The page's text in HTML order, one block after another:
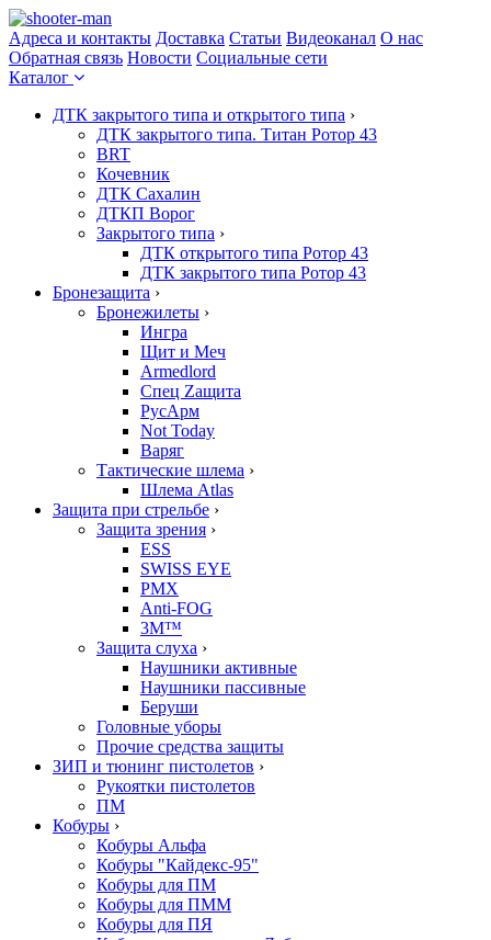
Адреса и контакты Доставка Статьи Видеоканал О нас
Обратная связь Новости Социальные сети
Каталог
ДТК закрытого типа и открытого типа ›
ДТК закрытого типа. Титан Ротор 43
BRT
Кочевник
ДТК Сахалин
ДТКП Ворог
Закрытого типа ›
ДТК открытого типа Ротор 43
ДТК закрытого типа Ротор 43
Бронезащита ›
Бронежилеты ›
Ингра
Щит и Меч
Armedlord
Спец Zащита
РусАрм
Not Today
Варяг
Тактические шлема ›
Шлема Atlas
Защита при стрельбе ›
Защита зрения ›
ESS
SWISS EYE
PMX
Anti-FOG
3M™
Защита слуха ›
Наушники активные
Наушники пассивные
Беруши
Головные уборы
Прочие средства защиты
ЗИП и тюнинг пистолетов ›
Рукоятки пистолетов
ПМ
Кобуры ›
Кобуры Альфа
Кобуры "Кайдекс-95"
Кобуры для ПМ
Кобуры для ПММ
Кобуры для ПЯ